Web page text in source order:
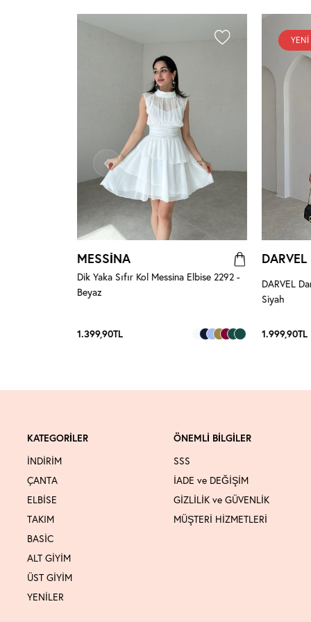
MESSİNA
Dik Yaka Sıfır Kol Messina Elbise 2292 -
Beyaz
1.399,90TL
YENI
DARVEL
DARVEL
Siyah
1.999,90TL
KATEGORİLER
İNDİRİM
ÇANTA
ELBİSE
TAKIM
BASİC
ALT GİYİM
ÜST GİYİM
YENİLER
ÖNEMLİ BİLGİLER
SSS
İADE ve DEĞİŞİM
GİZLİLİK ve GÜVENLİK
MÜŞTERİ HİZMETLERİ